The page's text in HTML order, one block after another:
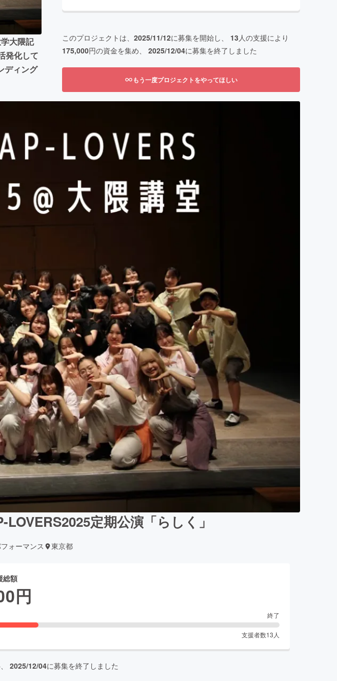
大隈記
発化して
ディング
このプロジェクトは、 2025/11/12に募集を開始し、 13人の支援により
175,000円の資金を集め、 2025/12/04に募集を終了しました
もう一度プロジェクトをやってほしい
定期公演「らしく」
ォーマンス 東京都
総額
円
終了
支援者数13 人
2025/12/04に募集を終了しました